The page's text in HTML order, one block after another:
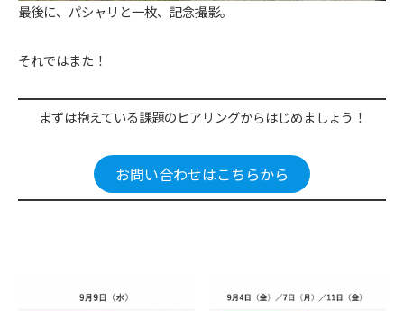
最後に、パシャリと一枚、記念撮影。
それではまた！
まずは抱えている課題のヒアリングからはじめましょう！
お問い合わせはこちらから